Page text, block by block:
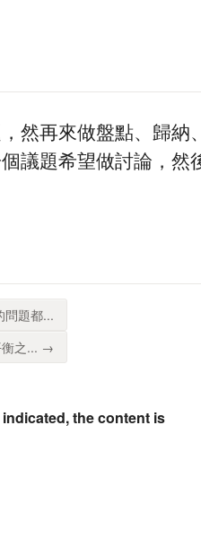
然再來做盤點、歸納
議題希望做討論，然
問題都...
衡之... →
the content is